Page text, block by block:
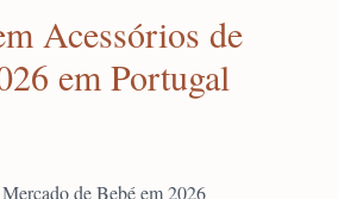
Acessórios de
em Portugal
de Bebé em 2026